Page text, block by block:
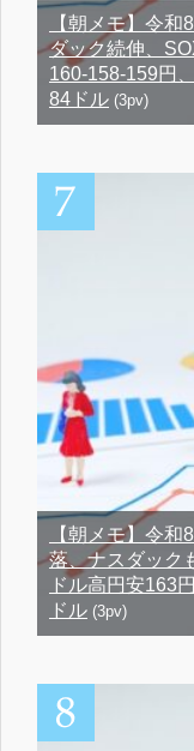
【朝メモ】令
ダック続伸、
160-158-159円
84ドル (3pv)
【朝メモ】令
落、ナスダック
ドル高円安163
ドル (3pv)